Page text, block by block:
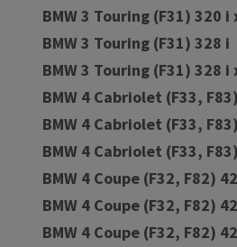
BMW 3 Touring (F31) 320 i
BMW 3 Touring (F31) 328 i
BMW 3 Touring (F31) 328 i
BMW 4 Cabriolet (F33,
BMW 4 Cabriolet (F33,
BMW 4 Cabriolet (F33,
BMW 4 Coupe (F32, F82)
BMW 4 Coupe (F32, F82)
BMW 4 Coupe (F32, F82)